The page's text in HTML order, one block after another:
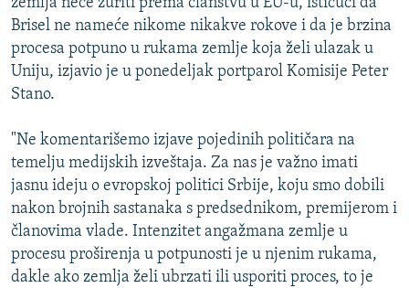
ISPRIČAJ MI
DNEVNO@RSE
SPECIJALI RSE
VIŠE OD NASLOVA
GENOCID U SREBRENICI
POPLAVE I KLIZIŠTA U BIH 2024.
TV LIBERTY
POST SCRIPTUM
PRATITE NAS
Sve RFE/RL stranice
Brisel ne nameće nikome nikakve rokove i da je brzina
procesa potpuno u rukama zemlje koja želi ulazak u
Uniju, izjavio je u ponedeljak portparol Komisije Peter
Stano.
"Ne komentarišemo izjave pojedinih političara na
temelju medijskih izveštaja. Za nas je važno imati
jasnu ideju o evropskoj politici Srbije, koju smo dobili
nakon brojnih sastanaka s predsednikom, premijerom i
članovima vlade. Intenzitet angažmana zemlje u
procesu proširenja u potpunosti je u njenim rukama,
dakle ako zemlja želi ubrzati ili usporiti proces, to je